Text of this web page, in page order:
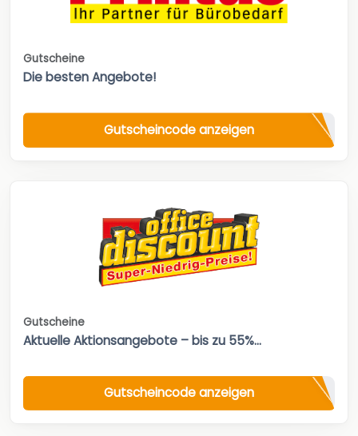
Gutscheine
Die besten Angebote!
Gutscheincode anzeigen
Gutscheine
Aktuelle Aktionsangebote – bis zu 55%...
Gutscheincode anzeigen